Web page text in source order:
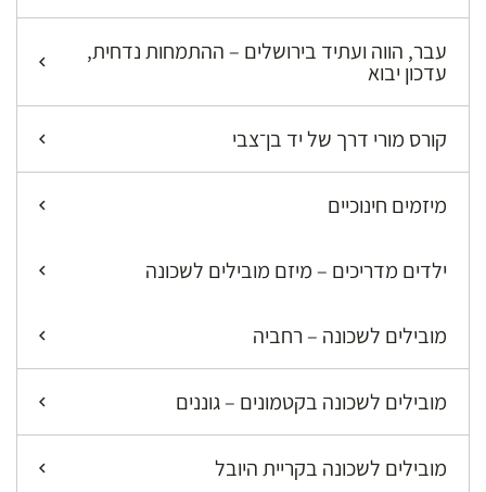
עבר, הווה ועתיד בירושלים – ההתמחות נדחית,
עדכון יבוא
קורס מורי דרך של יד בן־צבי
מיזמים חינוכיים
ילדים מדריכים – מיזם מובילים לשכונה
מובילים לשכונה – רחביה
מובילים לשכונה בקטמונים – גוננים
מובילים לשכונה בקריית היובל